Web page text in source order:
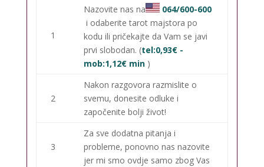
1
Nazovite nas na
064/600-600
i odaberite tarot majstora po
kodu ili pričekajte da Vam se javi
prvi slobodan. (tel:0,93€ -
mob:1,12€ min )
2
Nakon razgovora razmislite o
svemu, donesite odluke i
započenite bolji život!
3
Za sve dodatna pitanja i
probleme, ponovno nas nazovite
jer mi smo ovdje samo zbog Vas